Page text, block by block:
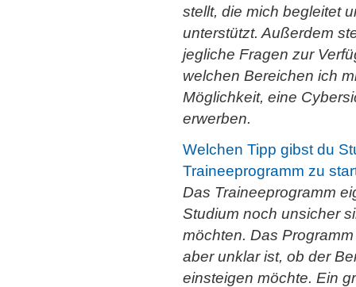
stellt, die mich begleitet
unterstützt. Außerdem
jegliche Fragen zur
welchen Bereichen ich
Möglichkeit, eine
erwerben.
Welchen Tipp gibst du
Traineeprogramm zu
Das Traineeprogramm
Studium noch unsicher
möchten. Das
aber unklar ist, ob der
einsteigen möchte. Ein